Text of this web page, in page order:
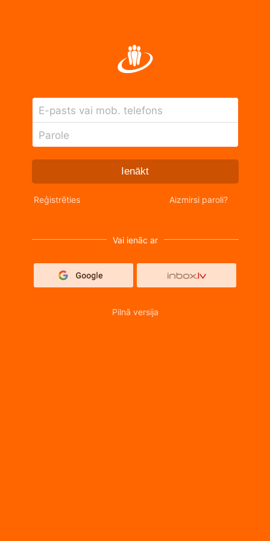
E-pasts vai mob. telefons
Parole
Ienākt
Reģistrēties Aizmirsi paroli?
Vai ienāc ar
Pilnā versija